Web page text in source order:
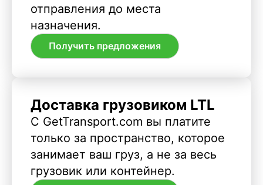
отправления до места
назначения.
Получить предложения
Доставка грузовиком LTL
С GetTransport.com вы платите
только за пространство, которое
занимает ваш груз, а не за весь
грузовик или контейнер.